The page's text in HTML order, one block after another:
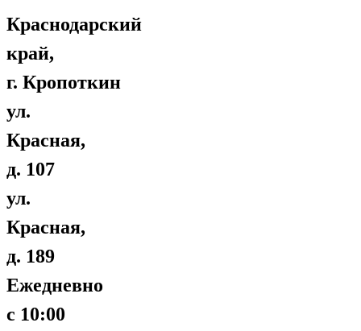
Краснодарский
край,
г. Кропоткин
ул.
Красная,
д. 107
ул.
Красная,
д. 189
Ежедневно
с 10:00